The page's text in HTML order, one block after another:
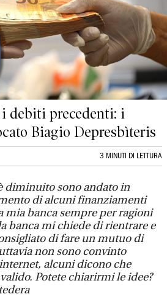
i debiti precedenti: i
Biagio Depresbìteris
3 MINUTI DI LETTURA
diminuito sono andato in
di alcuni finanziamenti
mia banca sempre per ragioni
banca mi chiede di rientrare e
di fare un mutuo di
non sono convinto
alcuni dicono che
Potete chiarirmi le idee?